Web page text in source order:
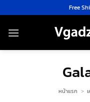
to
content
Free
หน้าแรก >